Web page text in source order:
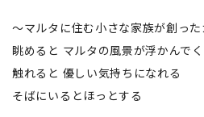
～マルタに住む小さな家族が創っ
眺めると マルタの風景が浮かんで
触れると 優しい気持ちになれる
そばにいるとほっとする